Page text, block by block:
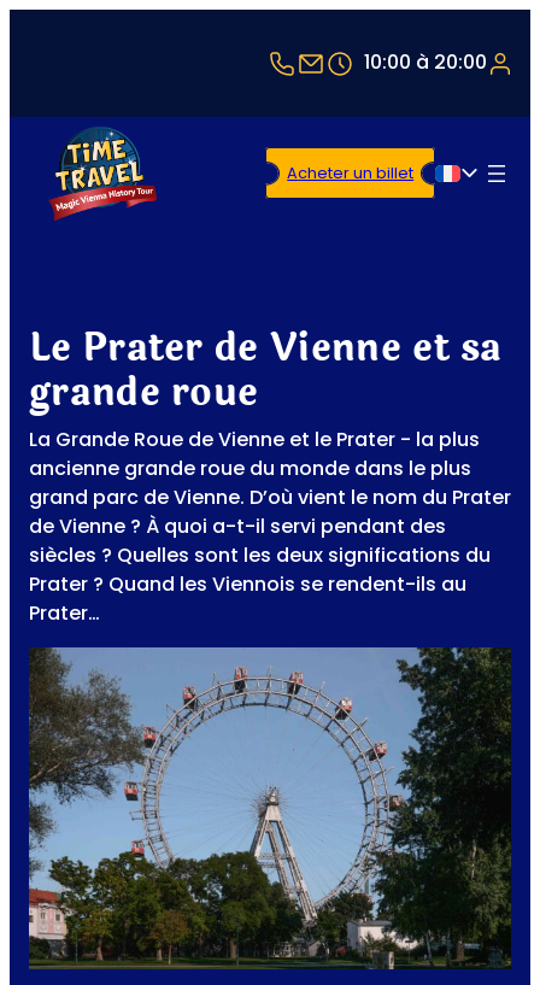
+43 1 5321514
office@timetravel-
10:00 à 20:00
Français
Acheter un billet
Le Prater de Vienne et sa
grande roue
La Grande Roue de Vienne et le Prater - la plus
ancienne grande roue du monde dans le plus
grand parc de Vienne. D’où vient le nom du Prater
de Vienne ? À quoi a-t-il servi pendant des
siècles ? Quelles sont les deux significations du
Prater ? Quand les Viennois se rendent-ils au
Prater…